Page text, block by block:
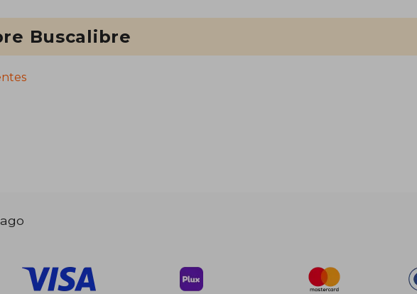
Buscalibre